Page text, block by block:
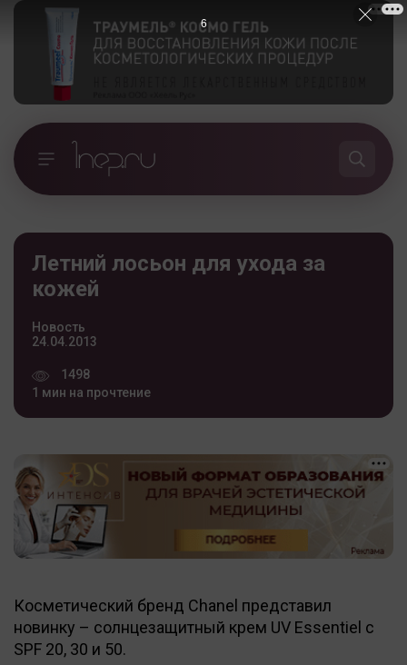
Летний лосьон для ухода за
кожей
Новость
24.04.2013
1498
1 мин на прочтение
Косметический бренд Chanel представил
новинку – солнцезащитный крем UV Essentiel с
SPF 20, 30 и 50.
5